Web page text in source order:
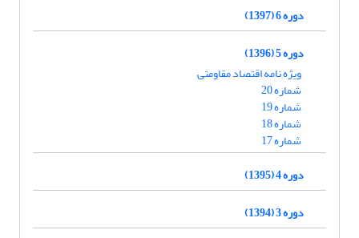
دوره 6 (1397)
دوره 5 (1396)
ویژه نامه اقتصاد مقاومتی
شماره 20
شماره 19
شماره 18
شماره 17
دوره 4 (1395)
دوره 3 (1394)